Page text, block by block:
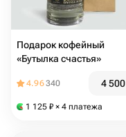
Подарок кофейный
«Бутылка счастья»
4.96340 4 500
1 125 ₽ × 4 платежа